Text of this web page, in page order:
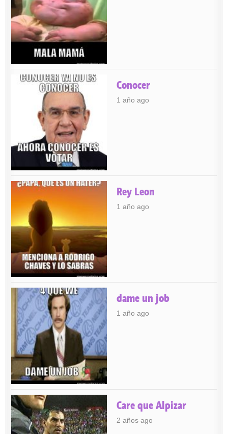
Conocer
1 año ago
Rey Leon
1 año ago
dame un job
1 año ago
Care que Alpizar
2 años ago